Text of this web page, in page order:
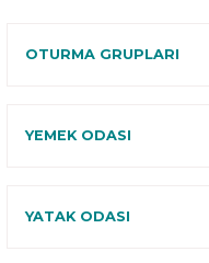
OTURMA GRUPLARI
YEMEK ODASI
YATAK ODASI